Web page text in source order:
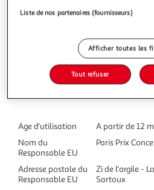
Caractéristiques
Age d'utilisation
A partir de 12
Nom du
Responsable EU
Paris Prix
Adresse postale du
Responsable EU
Zi de l'argile -
Sartoux
Liste de nos partenaires (fournisseurs)
Afficher toutes les
Tout refuser